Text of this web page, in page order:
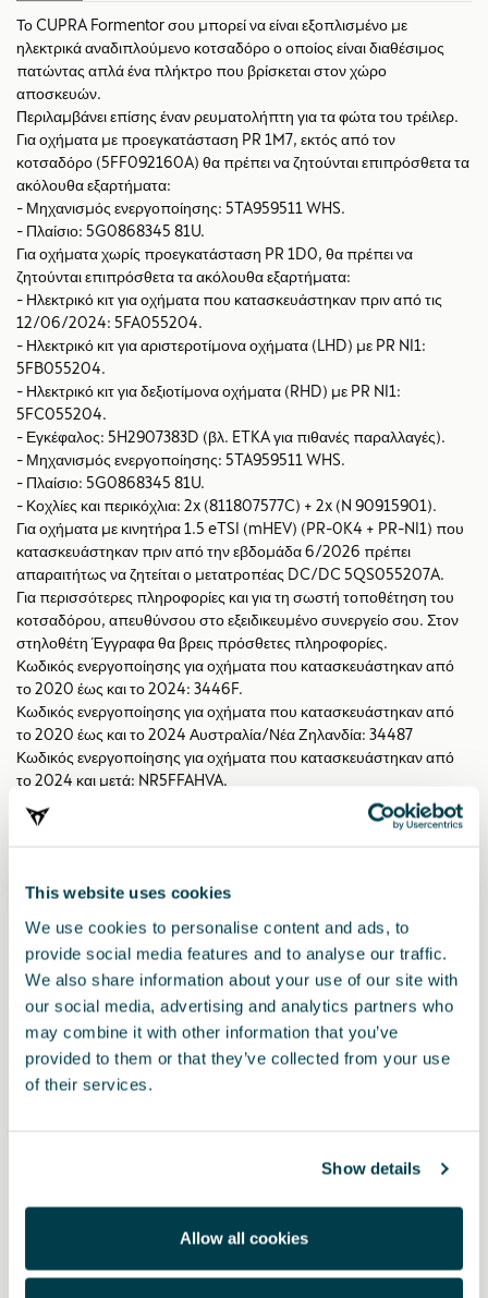
This website uses cookies
We use cookies to personalise content and ads, to
provide social media features and to analyse our traffic.
We also share information about your use of our site with
our social media, advertising and analytics partners who
may combine it with other information that you’ve
provided to them or that they’ve collected from your use
of their services.
Show details
Allow all cookies
Το CUPRA Formentor σου μπορεί να είναι εξοπλισμένο με
ηλεκτρικά αναδιπλούμενο κοτσαδόρο ο οποίος είναι διαθέσιμος
πατώντας απλά ένα πλήκτρο που βρίσκεται στον χώρο
αποσκευών.
Περιλαμβάνει επίσης έναν ρευματολήπτη για τα φώτα του τρέιλερ.
Για οχήματα με προεγκατάσταση PR 1M7, εκτός από τον
κοτσαδόρο (5FF092160A) θα πρέπει να ζητούνται επιπρόσθετα τα
ακόλουθα εξαρτήματα:
- Μηχανισμός ενεργοποίησης: 5TA959511 WHS.
- Πλαίσιο: 5G0868345 81U.
Για οχήματα χωρίς προεγκατάσταση PR 1D0, θα πρέπει να
ζητούνται επιπρόσθετα τα ακόλουθα εξαρτήματα:
- Ηλεκτρικό κιτ για οχήματα που κατασκευάστηκαν πριν από τις
12/06/2024: 5FA055204.
- Ηλεκτρικό κιτ για αριστεροτίμονα οχήματα (LHD) με PR NI1:
5FB055204.
- Ηλεκτρικό κιτ για δεξιοτίμονα οχήματα (RHD) με PR NI1:
5FC055204.
- Εγκέφαλος: 5H2907383D (βλ. ETKA για πιθανές παραλλαγές).
- Μηχανισμός ενεργοποίησης: 5TA959511 WHS.
- Πλαίσιο: 5G0868345 81U.
- Κοχλίες και περικόχλια: 2x (811807577C) + 2x (N 90915901).
Για οχήματα με κινητήρα 1.5 eTSI (mHEV) (PR-0K4 + PR-NI1) που
κατασκευάστηκαν πριν από την εβδομάδα 6/2026 πρέπει
απαραιτήτως να ζητείται ο μετατροπέας DC/DC 5QS055207A.
Για περισσότερες πληροφορίες και για τη σωστή τοποθέτηση του
κοτσαδόρου, απευθύνσου στο εξειδικευμένο συνεργείο σου. Στον
στηλοθέτη Έγγραφα θα βρεις πρόσθετες πληροφορίες.
Κωδικός ενεργοποίησης για οχήματα που κατασκευάστηκαν από
το 2020 έως και το 2024: 3446F.
Κωδικός ενεργοποίησης για οχήματα που κατασκευάστηκαν από
το 2020 έως και το 2024 Αυστραλία/Νέα Ζηλανδία: 34487
Κωδικός ενεργοποίησης για οχήματα που κατασκευάστηκαν από
το 2024 και μετά: NR5FFAHVA.
Κωδικός ενεργοποίησης για οχήματα που κατασκευάστηκαν από
το 2024 και μετά Αυστραλία/Νέα Ζηλανδία: AUSS4210371E.
RRP:*
Εκτύπωση
* Για να μάθετε την τιμή αυτού του προϊόντος, επικοινωνήστε με τον αντιπρόσωπο της
CUPRA.
Επίσης ενδιαφέρουν